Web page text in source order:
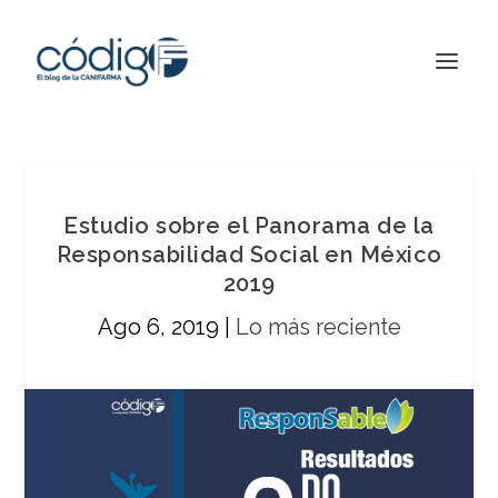
Estudio sobre el Panorama de la
Responsabilidad Social en México
2019
Ago 6, 2019
Lo más reciente